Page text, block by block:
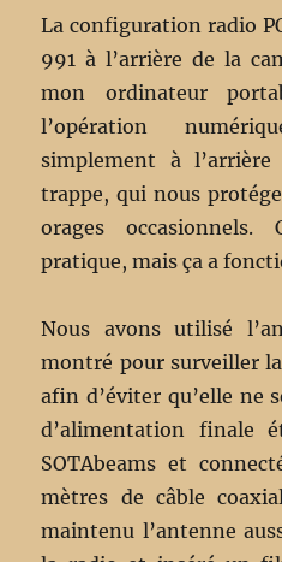
La configuration radio
991 à l’arrière de la
mon ordinateur
l’opération
simplement à
trappe, qui nous
orages
pratique, mais ça a
Nous avons utilisé
montré pour surveiller
afin d’éviter qu’elle ne
d’alimentation finale
SOTAbeams et
mètres de câble
maintenu l’antenne